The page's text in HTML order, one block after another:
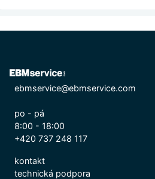
ebmservice@ebmservice.com
po - pá
8:00 - 18:00
+420 737 248 117
kontakt
technická podpora